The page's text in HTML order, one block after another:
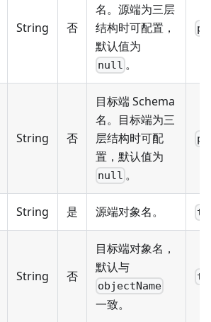
String 否
名。源端为三层
结构时可配置，
默认值为
null 。
String 否
目标端 Schema
名。目标端为三
层结构时可配
置，默认值为
null 。
String 是 源端对象名。
String 否
目标端对象名，
默认与
objectName
一致。